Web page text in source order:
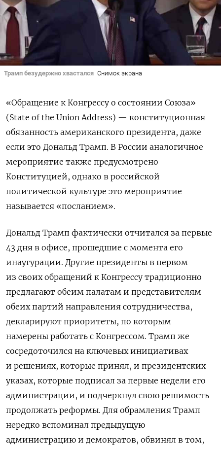
Трамп безудержно хвастался Снимок экрана
«Обращение к Конгрессу о состоянии Союза»
(State of the Union Address) — конституционная
обязанность американского президента, даже
если это Дональд Трамп. В России аналогичное
мероприятие также предусмотрено
Конституцией, однако в российской
политической культуре это мероприятие
называется «посланием».
Дональд Трамп фактически отчитался за первые
43 дня в офисе, прошедшие с момента его
инаугурации. Другие президенты в первом
из своих обращений к Конгрессу традиционно
предлагают обеим палатам и представителям
обеих партий направления сотрудничества,
декларируют приоритеты, по которым
намерены работать с Конгрессом. Трамп же
сосредоточился на ключевых инициативах
и решениях, которые принял, и президентских
указах, которые подписал за первые недели его
администрации, и подчеркнул свою решимость
продолжать реформы. Для обрамления Трамп
нередко вспоминал предыдущую
администрацию и демократов, обвинял в том,